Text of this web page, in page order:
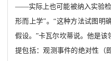
——实际上也可能被纳入实验
形而上学”。“这种方法试图明
假设。”卡瓦尔坎蒂说。他是
提包括：观测事件的绝对性（